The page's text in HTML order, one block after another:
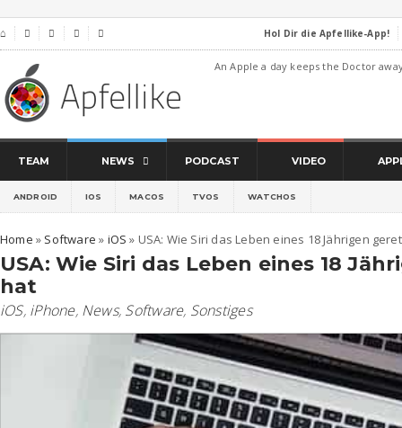
⌂     Hol Dir die Apfellike-App!
An Apple a day keeps the Doctor
TEAM NEWS PODCAST VIDEO
ANDROID IOS MACOS TVOS WATCHOS
Home » Software » iOS » USA: Wie Siri das Leben eines 18 Jährigen
USA: Wie Siri das Leben eines 18
hat
iOS, iPhone, News, Software, Sonstiges